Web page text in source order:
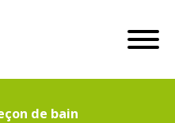
de bain